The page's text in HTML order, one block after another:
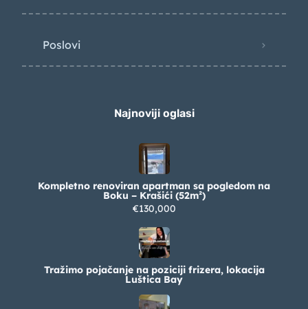
Poslovi
Najnoviji oglasi
Kompletno renoviran apartman sa pogledom na
Boku – Krašići (52m²)
€130,000
Tražimo pojačanje na poziciji frizera, lokacija
Luštica Bay